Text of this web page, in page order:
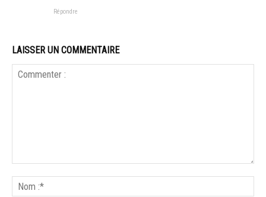
Répondre
LAISSER UN COMMENTAIRE